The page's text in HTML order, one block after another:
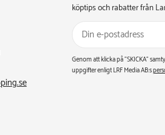
köptips och rabatter från
Genom att klicka på ”SKICKA”
uppgifter enligt LRF Media AB:s